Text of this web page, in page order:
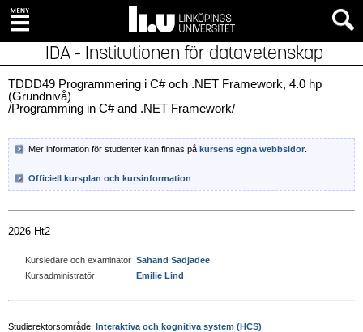
IDA - Institutionen för datavetenskap
TDDD49 Programmering i C# och .NET Framework, 4.0 hp
(Grundnivå)
/Programming in C# and .NET Framework/
Mer information för studenter kan finnas på kursens egna webbsidor
Officiell kursplan och kursinformation
2026 Ht2
Kursledare och examinator Sahand Sadjadee
Kursadministratör
Emilie Lind
Studierektorsområde: Interaktiva och kognitiva system (HCS)